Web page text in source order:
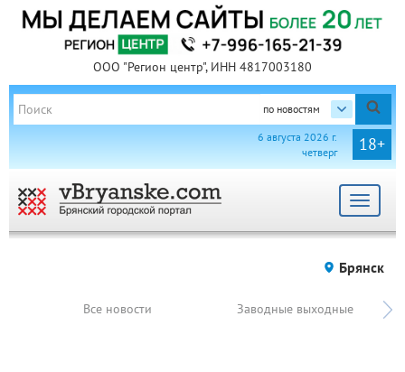
ООО "Регион центр", ИНН 4817003180
по новостям
18+
6 августа 2026 г.
четверг
Toggle
Брянск
Все новости Заводные выходные